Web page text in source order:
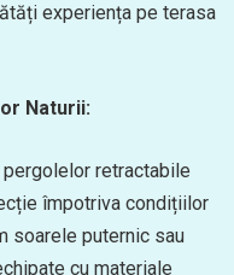
experiența pe terasa
Naturii:
retractabile
împotriva condițiilor
soarele puternic sau
cu materiale